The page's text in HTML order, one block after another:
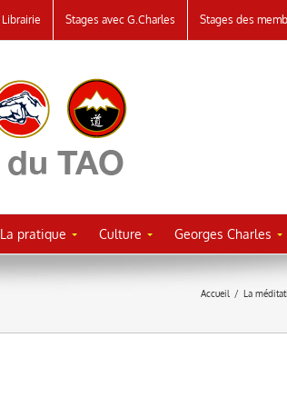
Librairie Stages avec G.Charles Stages des
La pratique Culture Georges Charles
Accueil / La